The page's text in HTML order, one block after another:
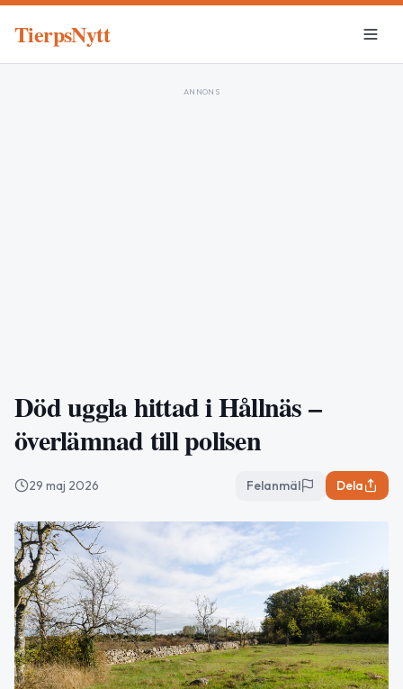
TierpsNytt
ANNONS
Död uggla hittad i Hållnäs –
överlämnad till polisen
29 maj 2026 Felanmäl Dela